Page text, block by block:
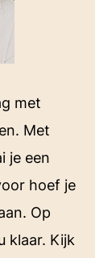
met
Met
je een
hoef je
Op
klaar. Kijk